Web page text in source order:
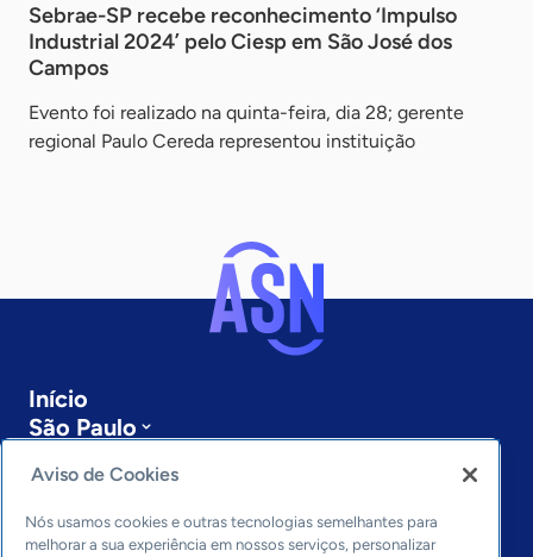
Sebrae-SP recebe reconhecimento ‘Impulso
Industrial 2024’ pelo Ciesp em São José dos
Campos
Evento foi realizado na quinta-feira, dia 28; gerente
regional Paulo Cereda representou instituição
Início
São Paulo
Últimas notícias
Entre em contato
Editorias
Aviso de Cookies
Nós usamos cookies e outras tecnologias semelhantes para
melhorar a sua experiência em nossos serviços, personalizar